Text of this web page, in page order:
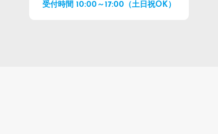
受付時間 10:00～17:00（土日祝OK）